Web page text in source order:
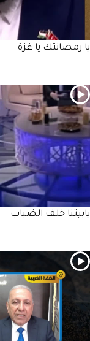
يا رمضانتك يا غزة
يابيتنا خلف الضباب